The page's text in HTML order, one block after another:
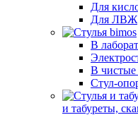
Для
Для ЛВЖ
В
В
Стул-
и табуреты,